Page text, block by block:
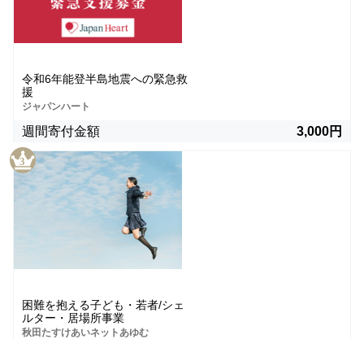
令和6年能登半島地震への緊急救
援
ジャパンハート
週間寄付金額 3,000円
困難を抱える子ども・若者/シェ
ルター・居場所事業
秋田たすけあいネットあゆむ